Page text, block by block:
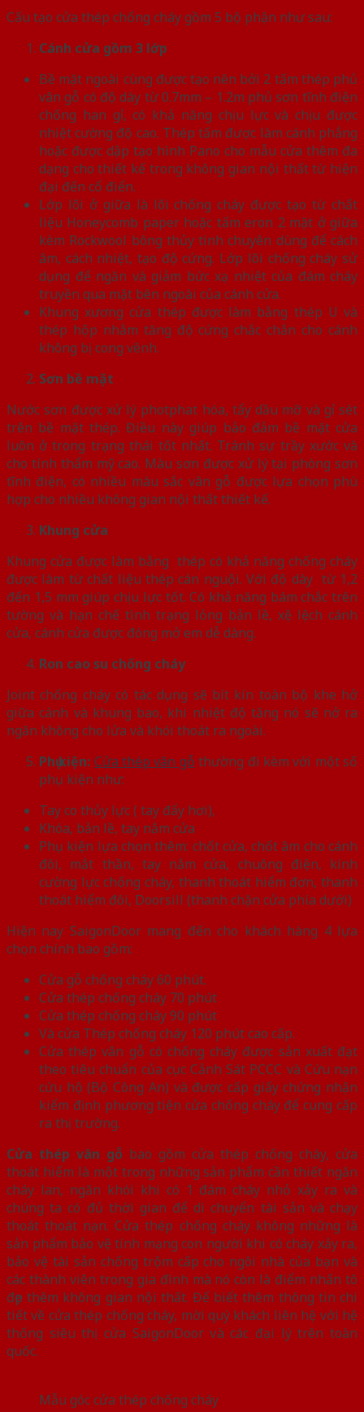
Cấu tạo cửa thép chống cháy gồm 5 bộ phận như sau:
Cánh cửa gồm 3 lớp
Bề mặt ngoài cùng được tạo nên bởi 2 tấm thép phủ
vân gỗ có độ dày từ 0.7mm – 1.2m phủ sơn tĩnh điện
chống han gỉ, có khả năng chịu lực và chịu được
nhiệt cường độ cao. Thép tấm được làm cánh phẳng
hoặc được dập tạo hình Pano cho mẫu cửa thêm đa
dạng cho thiết kế trong không gian nội thất từ hiện
đại đến cổ điển.
Lớp lõi ở giữa là lõi chống cháy được tạo từ chất
liệu Honeycomb paper hoặc tấm eron 2 mặt ở giữa
kèm Rockwool bông thủy tinh chuyên dùng để cách
âm, cách nhiệt, tạo độ cứng. Lớp lõi chống cháy sử
dụng để ngăn và giảm bức xạ nhiệt của đám cháy
truyền qua mặt bên ngoài của cánh cửa.
Khung xương cửa thép được làm bằng thép U và
thép hộp nhằm tăng độ cứng chắc chắn cho cánh
không bị cong vênh.
Sơn bề mặt
Nước sơn được xử lý photphat hóa, tẩy dầu mỡ và gỉ sét
trên bề mặt thép. Điều này giúp bảo đảm bề mặt cửa
luôn ở trong trạng thái tốt nhất. Tránh sự trầy xước và
cho tính thẩm mỹ cao. Màu sơn được xử lý tại phòng sơn
tĩnh điện, có nhiều màu sắc vân gỗ được lựa chọn phù
hợp cho nhiều không gian nội thất thiết kế.
Khung cửa
Khung cửa được làm bằng thép có khả năng chống cháy
được làm từ chất liệu thép cán nguội. Với độ dày từ 1,2
đến 1,5 mm giúp chịu lực tốt. Có khả năng bám chắc trên
tường và hạn chế tình trạng lỏng bản lề, xệ lệch cánh
cửa, cánh cửa được đóng mở em dễ dàng.
Ron cao su chống cháy
Joint chống cháy có tác dụng sẽ bít kín toàn bộ khe hở
giữa cánh và khung bao, khi nhiệt độ tăng nó sẽ nở ra
ngăn không cho lửa và khói thoát ra ngoài.
Phụ kiện: Cửa thép vân gỗ thường đi kèm với một số
phụ kiện như:
Tay co thủy lực ( tay đẩy hơi),
Khóa, bản lề, tay nắm cửa
Phụ kiện lựa chọn thêm: chốt cửa, chốt âm cho cánh
đôi, mắt thần, tay nắm cửa, chuông điện, kính
cường lực chống cháy, thanh thoát hiểm đơn, thanh
thoát hiểm đôi, Doorsill (thanh chặn cửa phía dưới)
Hiện nay SaigonDoor mang đến cho khách hàng 4 lựa
chọn chính bao gồm:
Cửa gỗ chống cháy 60 phút.
Cửa thép chống cháy 70 phút
Cửa thép chống cháy 90 phút
Và cửa Thép chống cháy 120 phút cao cấp.
Cửa thép vân gỗ có chống cháy được sản xuất đạt
theo tiêu chuẩn của cục Cảnh Sát PCCC và Cứu nạn
cứu hộ (Bộ Công An) và được cấp giấy chứng nhận
kiểm định phương tiện cửa chống cháy để cung cấp
ra thị trường.
Cửa thép vân gỗ bao gồm cửa thép chống cháy, cửa
thoát hiểm là một trong những sản phẩm cần thiết ngăn
cháy lan, ngăn khói khi có 1 đám cháy nhỏ xảy ra và
chúng ta có đủ thời gian để di chuyển tài sản và chạy
thoát thoát nạn. Cửa thép chống cháy không những là
sản phẩm bảo vệ tính mạng con người khi có cháy xảy ra,
bảo vệ tài sản chống trộm cấp cho ngôi nhà của bạn và
các thành viên trong gia đình mà nó còn là điểm nhấn tô
đẹp thêm không gian nội thất. Để biết thêm thông tin chi
tiết về cửa thép chống cháy, mời quý khách liên hệ với hệ
thống siêu thị cửa SaigonDoor và các đại lý trên toàn
quốc.
Mẫu góc cửa thép chống cháy